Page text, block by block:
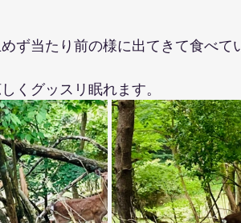
ず当たり前の様に出てきて食べて
くグッスリ眠れます。